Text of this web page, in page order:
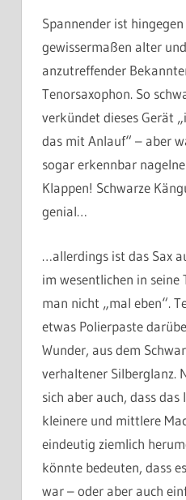
Spannender ist
gewissermaßen alter
anzutreffender
Tenorsaxophon. So
verkündet dieses Gerät
das mit Anlauf“ – aber
sogar erkennbar
Klappen! Schwarze
genial…
…allerdings ist das Sax
im wesentlichen in seine
man nicht „mal eben“.
etwas Polierpaste
Wunder, aus dem
verhaltener Silberglanz.
sich aber auch, dass
kleinere und mittlere
eindeutig ziemlich
könnte bedeuten, dass
war – oder aber auch